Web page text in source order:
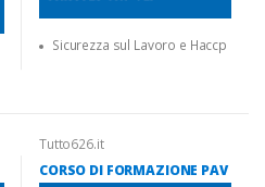
Sicurezza sul Lavoro e Haccp
Tutto626.it
CORSO DI FORMAZIONE PAV